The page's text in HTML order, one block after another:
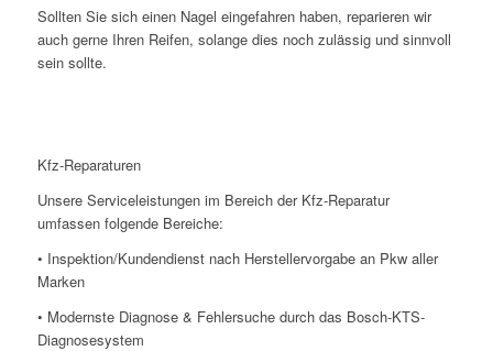
Sollten Sie sich einen Nagel eingefahren haben, reparieren wir
auch gerne Ihren Reifen, solange dies noch zulässig und sinnvoll
sein sollte.
Kfz-Reparaturen
Unsere Serviceleistungen im Bereich der Kfz-Reparatur
umfassen folgende Bereiche:
• Inspektion/Kundendienst nach Herstellervorgabe an Pkw aller
Marken
• Modernste Diagnose & Fehlersuche durch das Bosch-KTS-
Diagnosesystem